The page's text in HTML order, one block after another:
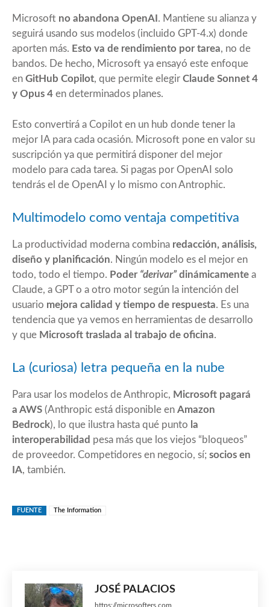
Microsoft no abandona OpenAI . Mantiene su alianza y
seguirá usando sus modelos (incluido GPT-4.x) donde
aporten más. Esto va de rendimiento por tarea, no de
bandos. De hecho, Microsoft ya ensayó este enfoque
en GitHub Copilot, que permite elegir Claude Sonnet 4
y Opus 4 en determinados planes.
Esto convertirá a Copilot en un hub donde tener la
mejor IA para cada ocasión. Microsoft pone en valor su
suscripción ya que permitirá disponer del mejor
modelo para cada tarea. Si pagas por OpenAI solo
tendrás el de OpenAI y lo mismo con Antrophic.
Multimodelo como ventaja competitiva
La productividad moderna combina redacción, análisis,
diseño y planificación. Ningún modelo es el mejor en
todo, todo el tiempo. Poder “derivar”dinámicamente a
Claude, a GPT o a otro motor según la intención del
usuario mejora calidad y tiempo de respuesta. Es una
tendencia que ya vemos en herramientas de desarrollo
y que Microsoft traslada al trabajo de oficina.
La (curiosa) letra pequeña en la nube
Para usar los modelos de Anthropic, Microsoft pagará
a AWS (Anthropic está disponible en Amazon
Bedrock), lo que ilustra hasta qué punto la
interoperabilidad pesa más que los viejos “bloqueos”
de proveedor. Competidores en negocio, sí; socios en
IA, también.
FUENTE The Information
JOSÉ PALACIOS
https://microsofters.com